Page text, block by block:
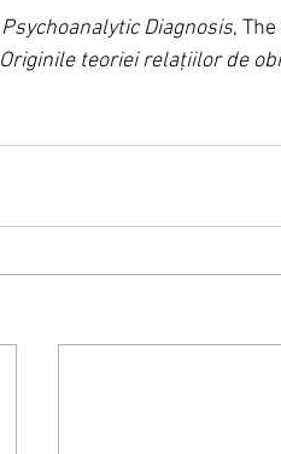
Psychoanalytic Diagnosis,
Originile teoriei relațiilor de